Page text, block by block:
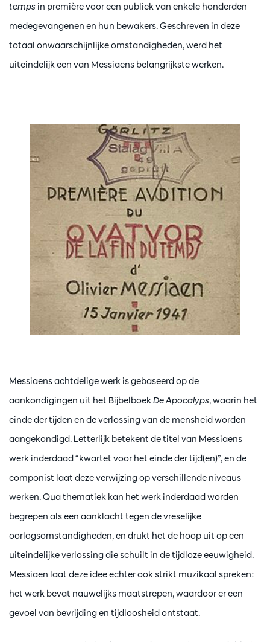
temps in première voor een publiek van enkele honderden
medegevangenen en hun bewakers. Geschreven in deze
totaal onwaarschijnlijke omstandigheden, werd het
uiteindelijk een van Messiaens belangrijkste werken.
Messiaens achtdelige werk is gebaseerd op de
aankondigingen uit het BijbelboekDe Apocalyps, waarin het
einde der tijden en de verlossing van de mensheid worden
aangekondigd. Letterlijk betekent de titel van Messiaens
werk inderdaad “kwartet voor het einde der tijd(en)”, en de
componist laat deze verwijzing op verschillende niveaus
werken. Qua thematiek kan het werk inderdaad worden
begrepen als een aanklacht tegen de vreselijke
oorlogsomstandigheden, en drukt het de hoop uit op een
uiteindelijke verlossing die schuilt in de tijdloze eeuwigheid.
Messiaen laat deze idee echter ook strikt muzikaal spreken:
het werk bevat nauwelijks maatstrepen, waardoor er een
gevoel van bevrijding en tijdloosheid ontstaat.